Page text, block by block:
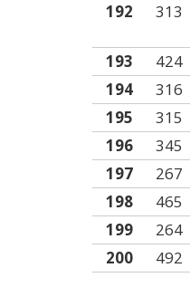
192
313
193 424
194
316
195
315
196
345
197
267
198
465
199
264
200
492